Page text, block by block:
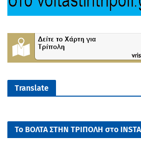
Translate
Το ΒΟΛΤΑ ΣΤΗΝ ΤΡΙΠΟΛΗ στο